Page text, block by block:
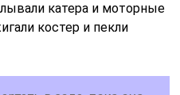
катера и моторные
костер и пекли